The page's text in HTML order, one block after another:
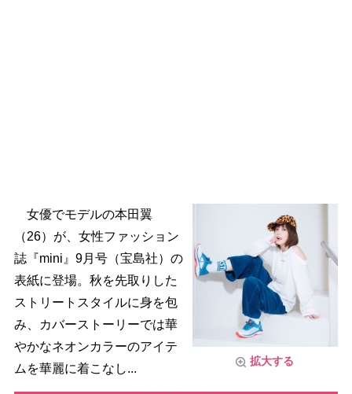
拡大する
女優でモデルの本田翼
（26）が、女性ファッション
誌『mini』9月号（宝島社）の
表紙に登場。秋を先取りした
ストリートスタイルに身を包
み、カバーストーリーでは華
かなネオンカラーのアイテ
ムを華麗に着こなし...